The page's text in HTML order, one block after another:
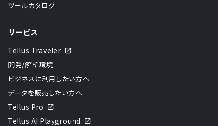
ツールカタログ
サービス
Tellus Traveler
開発/解析環境
ビジネスに利用したい方へ
データを販売したい方へ
Tellus Pro
Tellus AI Playground